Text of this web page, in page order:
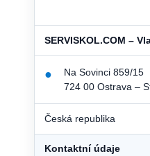
SERVISKOL.COM –
●
Na Sovinci 859/15
724 00 Ostrava –
Česká republika
Kontaktní údaje